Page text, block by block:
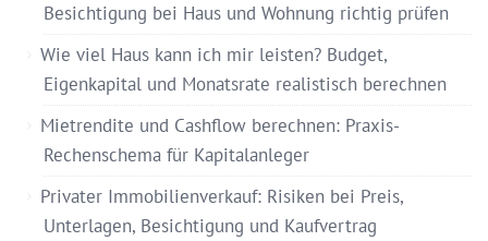
Besichtigung bei Haus und Wohnung richtig prüfen
Wie viel Haus kann ich mir leisten? Budget,
Eigenkapital und Monatsrate realistisch berechnen
Mietrendite und Cashflow berechnen: Praxis-
Rechenschema für Kapitalanleger
Privater Immobilienverkauf: Risiken bei Preis,
Unterlagen, Besichtigung und Kaufvertrag